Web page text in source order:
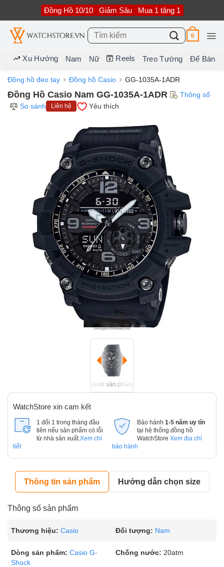
nội
dung
Đồng Hồ 10/10 Giảm Sâu Mua 1 tặng 1
Tìm
kiếm:
0
Xu Hướng Nam Nữ Reels Treo Tường Để Bàn
Đồng hồ đeo tay Đồng hồ Casio GG-1035A-1ADR
Đồng Hồ Casio Nam GG-1035A-1ADR
Thông số
So sánh
Liên hệ Yêu thích
Hình sản phẩm
WatchStore xin cam kết
1 đổi 1 trong tháng đầu
tiên nếu sản phẩm có lỗi
từ nhà sản xuất. Xem chi
tiết
Bảo hành 1-5 năm uy tín
tại hệ thống đồng hồ
WatchStore Xem địa chỉ
bảo hành
Thông tin sản phẩm Hướng dẫn chọn size
Thông số sản phẩm
Thương hiệu: Casio Đối tượng: Nam
Dòng sản phẩm: Casio G-
Shock
Chống nước: 20atm